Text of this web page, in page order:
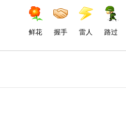
鲜花 握手 雷人 路过